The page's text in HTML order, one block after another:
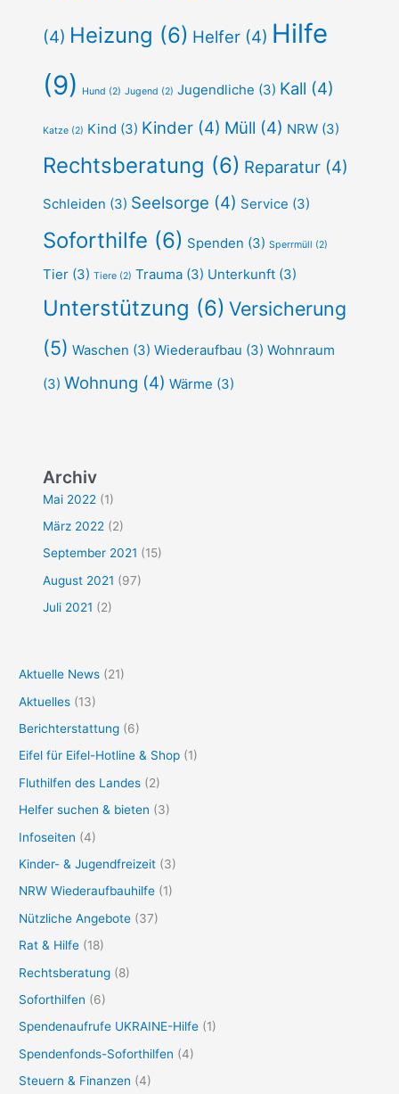
(4) Heizung (6) Helfer (4) Hilfe
(9)
Hund (2) Jugend (2) Jugendliche (3) Kall (4)
Katze (2) Kind (3) Kinder (4) Müll (4) NRW (3)
Rechtsberatung (6) Reparatur (4)
Schleiden (3) Seelsorge (4) Service (3)
Soforthilfe (6) Spenden (3) Sperrmüll (2)
Tier (3) Tiere (2) Trauma (3) Unterkunft (3)
Unterstützung (6) Versicherung
(5) Waschen (3) Wiederaufbau (3) Wohnraum
(3) Wohnung (4) Wärme (3)
Archiv
Mai 2022 (1)
März 2022 (2)
September 2021 (15)
August 2021 (97)
Juli 2021 (2)
Aktuelle News (21)
Aktuelles (13)
Berichterstattung (6)
Eifel für Eifel-Hotline & Shop (1)
Fluthilfen des Landes (2)
Helfer suchen & bieten (3)
Infoseiten (4)
Kinder- & Jugendfreizeit (3)
NRW Wiederaufbauhilfe (1)
Nützliche Angebote (37)
Rat & Hilfe (18)
Rechtsberatung (8)
Soforthilfen (6)
Spendenaufrufe UKRAINE-Hilfe (1)
Spendenfonds-Soforthilfen (4)
Steuern & Finanzen (4)